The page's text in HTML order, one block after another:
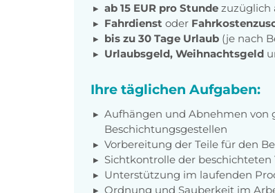
ab 15 EUR pro Stunde zuzüglich
Fahrdienst oder
bis zu 30 Tage Urlaub (je nach
Urlaubsgeld, Weihnachtsgeld
Ihre täglichen Aufgaben:
Aufhängen und Abnehmen von
Beschichtungsgestellen
Vorbereitung der Teile für den
Sichtkontrolle der beschichteten
Unterstützung im laufenden
Ordnung und Sauberkeit im